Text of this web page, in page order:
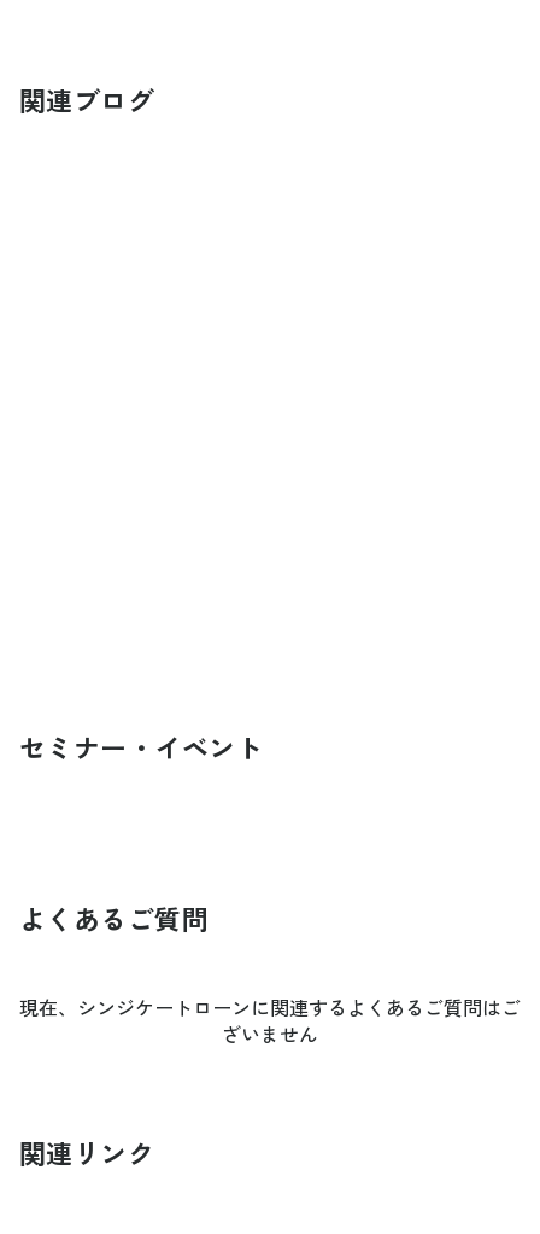
関連ブログ
セミナー・イベント
よくあるご質問
現在、シンジケートローンに関連するよくあるご質問はご
ざいません
関連リンク